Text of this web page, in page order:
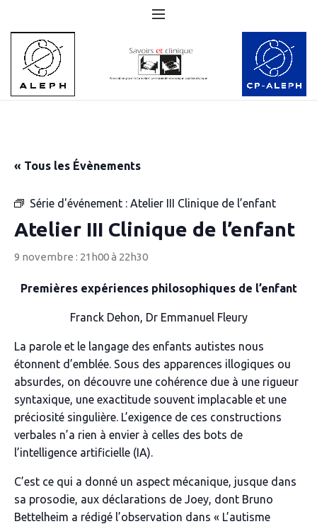
« Tous les Évènements
Série d'événement : Atelier III Clinique de l’enfant
Atelier III Clinique de l’enfant
9 novembre : 21h00à 22h30
Premières expériences philosophiques de l’enfant
Franck Dehon, Dr Emmanuel Fleury
La parole et le langage des enfants autistes nous
étonnent d’emblée. Sous des apparences illogiques ou
absurdes, on découvre une cohérence due à une rigueur
syntaxique, une exactitude souvent implacable et une
préciosité singulière. L’exigence de ces constructions
verbales n’a rien à envier à celles des bots de
l’intelligence artificielle (IA).
C’est ce qui a donné un aspect mécanique, jusque dans
sa prosodie, aux déclarations de Joey, dont Bruno
Bettelheim a rédigé l’observation dans « L’autisme